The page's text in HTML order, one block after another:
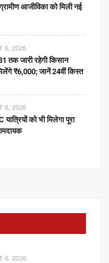
आजीविका को मिली नई
6, 2026
तक जारी रहेगी किसान
₹6,000; जानें 24वीं किस्त
6, 2026
को भी मिलेगा पूरा
6, 2026